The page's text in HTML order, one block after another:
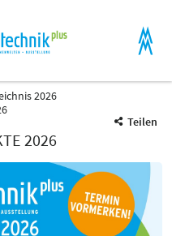
2026
Teilen
2026